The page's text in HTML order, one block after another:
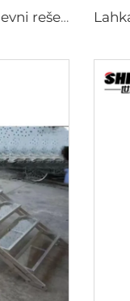
Aluminijski črno srebrni spiralni cevni rešetniški priključek prikaz rešetniškega sistema aluminijasta sponka